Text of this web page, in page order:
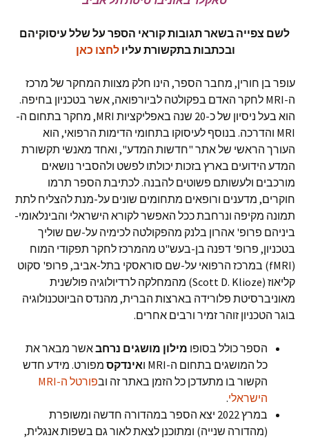
לשם צפייה בשאר תגובות קוראי הספר על שלל עיסוקיהם
ובכתבות בתקשורת עליו לחצו כאן
עופר בן חורין, מחבר הספר, הינו חלק מצוות המחקר של מרכז
ה-MRI לחקר האדם בפקולטה לביורפואה, אשר בטכניון בחיפה.
הוא בעל ניסיון של כ-20 שנה באפליקציות MRI, מחקר בתחום ה-
MRI והדרכה. בנוסף לעיסוקו בתחומי הדימות הרפואי, הוא
העורך הראשי של אתר "חדשות המדע", ואחד מאנשי תקשורת
המדע הידועים בארץ בזכות יכולתו לפשט ולהסביר נושאים
מורכבים ולעשותם פשוטים להבנה. לכתיבת הספר תרמו
חוקרים, מדענים ורופאים מתחומים שונים על-מנת להצליח לתת
תמונה מקיפה ונרחבת ככל האפשר לקורא הישראלי והבינלאומי-
ביניהם פרופ' אהרון בלנק מהפקולטה לכימיה על-שם שוליך
בטכניון, פרופ' דפנה בן-בעש"ט מהמרכז לחקר תפקודי המוח
(fMRI) במרכז הרפואי על-שם סוראסקי בתל-אביב, פרופ' סקוט
קליאוז (Scott D. Klioze) מהמחלקה לרדיולוגיה פולשנית
מאוניברסיטת פלורידה בארצות הברית, מהנדס הביוטכנולוגיה
בוגר הטכניון זוהר זמיר ורבים אחרים.
הספר כולל בסופו מילון מושגים נרחבאשר מבאר את
כל המושגים בתחום ה-MRI ו
אינדקס מפורט. מידע חדש
הקשור בו מתעדכן כל הזמן באתר זה וב
פורטל ה-MRI
הישראלי.
במרץ 2022 יצא הספר במהדורה חדשה ומשופרת
(מהדורה שנייה) ומתוכנן לצאת לאור גם בשפות אנגלית,